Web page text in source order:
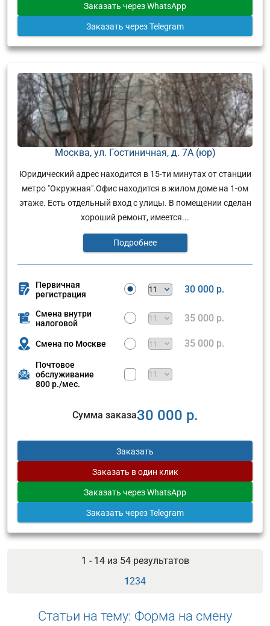
Заказать через WhatsApp
Заказать через Telegram
Москва, ул. Гостиничная, д. 7А (юр)
Юридический адрес находится в 15-ти минутах от станции
метро "Окружная".Офис находится в жилом доме на 1-ом
этаже. Есть отдельный вход с улицы. В помещении сделан
хороший ремонт, имеется...
Подробнее
Первичная
регистрация
30 000 р.
Смена внутри
налоговой
35 000 р.
Смена по Москве 35 000 р.
Почтовое
обслуживание
800 р./мес.
Сумма заказа30 000 р.
Заказать
Заказать в один клик
Заказать через WhatsApp
Заказать через Telegram
1 - 14 из 54результатов
1234
Статьи на тему: Форма на смену